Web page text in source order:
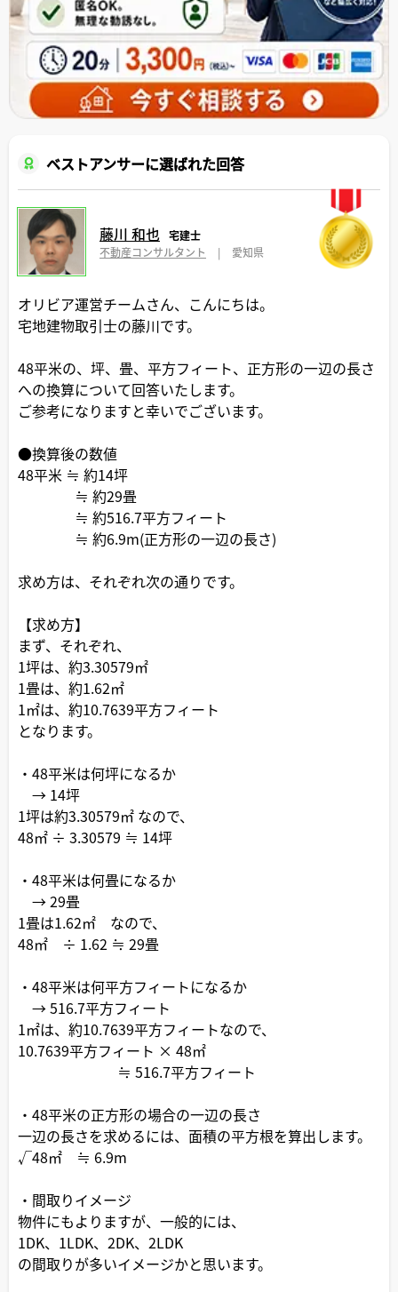
ベストアンサーに選ばれた回答
藤川 和也
宅建士
不動産コンサルタント
| 愛知県
オリビア運営チームさん、こんにちは。
宅地建物取引士の藤川です。
48平米の、坪、畳、平方フィート、正方形の一辺の長さ
への換算について回答いたします。
ご参考になりますと幸いでございます。
●換算後の数値
48平米 ≒ 約14坪
≒ 約29畳
≒ 約516.7平方フィート
≒ 約6.9m(正方形の一辺の長さ)
求め方は、それぞれ次の通りです。
【求め方】
まず、それぞれ、
1坪は、約3.30579㎡
1畳は、約1.62㎡
1㎡は、約10.7639平方フィート
となります。
・48平米は何坪になるか
→ 14坪
1坪は約3.30579㎡ なので、
48㎡ ÷ 3.30579 ≒ 14坪
・48平米は何畳になるか
→ 29畳
1畳は1.62㎡ なので、
48㎡ ÷ 1.62 ≒ 29畳
・48平米は何平方フィートになるか
→ 516.7平方フィート
1㎡は、約10.7639平方フィートなので、
10.7639平方フィート × 48㎡
≒ 516.7平方フィート
・48平米の正方形の場合の一辺の長さ
一辺の長さを求めるには、面積の平方根を算出します。
√48㎡ ≒ 6.9m
・間取りイメージ
物件にもよりますが、一般的には、
1DK、1LDK、2DK、2LDK
の間取りが多いイメージかと思います。